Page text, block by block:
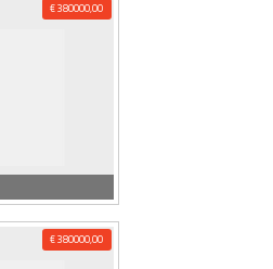
€ 380000,00
€ 380000,00